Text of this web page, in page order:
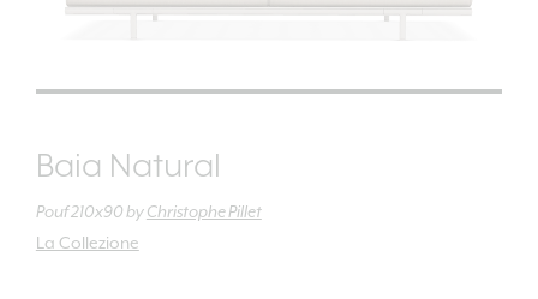
Baia Natural
Pouf 210x90byChristophe Pillet
La Collezione